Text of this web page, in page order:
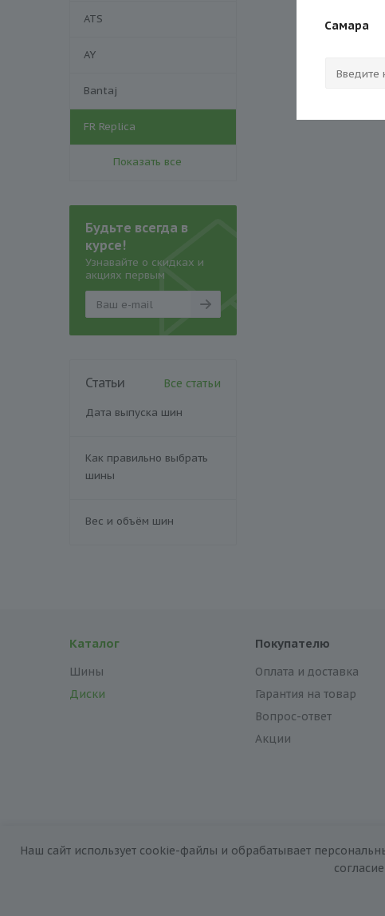
ATS
AY
Bantaj
FR Replica
Показать все
Будьте всегда в
курсе!
Узнавайте о скидках и
акциях первым
Статьи Все статьи
Дата выпуска шин
Как правильно выбрать
шины
Вес и объём шин
Каталог
Шины
Диски
Покупателю
Оплата и доставка
Гарантия на товар
Вопрос-ответ
Акции
Наш сайт использует cookie-файлы и обрабатывает
Самара